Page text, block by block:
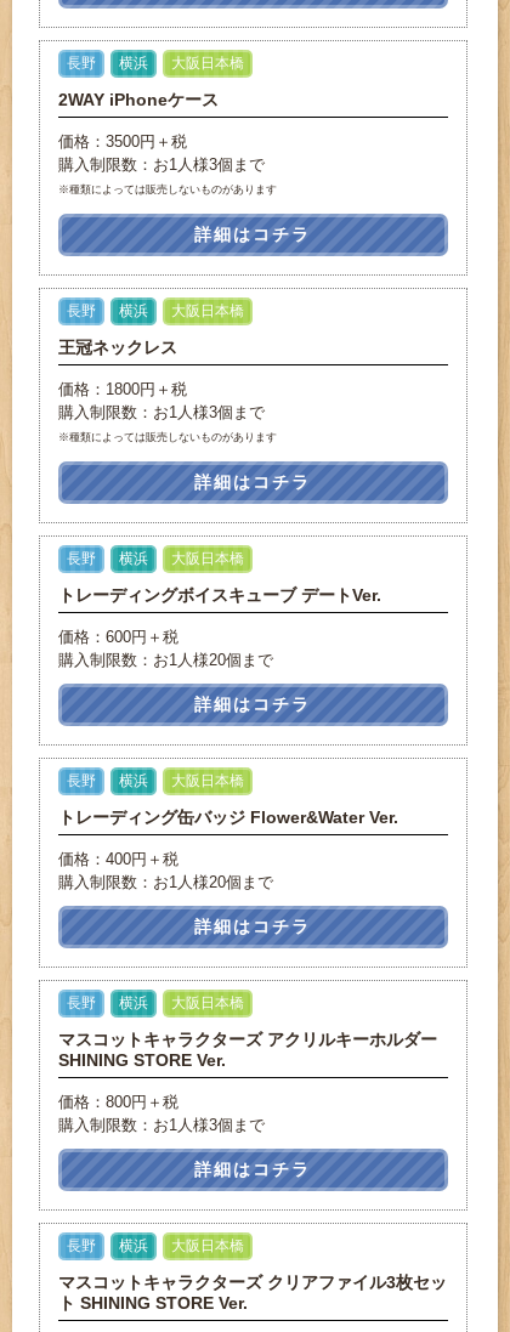
長野 横浜 大阪日本橋
2WAY iPhoneケース
価格：3500円＋税
購入制限数：お1人様3個まで
※種類によっては販売しないものがあります
詳細はコチラ
長野 横浜 大阪日本橋
王冠ネックレス
価格：1800円＋税
購入制限数：お1人様3個まで
※種類によっては販売しないものがあります
詳細はコチラ
長野 横浜 大阪日本橋
トレーディングボイスキューブ デートVer.
価格：600円＋税
購入制限数：お1人様20個まで
詳細はコチラ
長野 横浜 大阪日本橋
トレーディング缶バッジ Flower&Water Ver.
価格：400円＋税
購入制限数：お1人様20個まで
詳細はコチラ
長野 横浜 大阪日本橋
マスコットキャラクターズ アクリルキーホルダー
SHINING STORE Ver.
価格：800円＋税
購入制限数：お1人様3個まで
詳細はコチラ
長野 横浜 大阪日本橋
マスコットキャラクターズ クリアファイル3枚セッ
ト SHINING STORE Ver.